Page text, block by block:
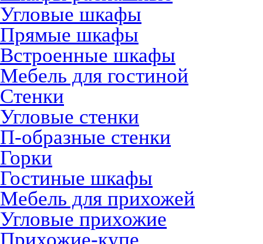
Угловые шкафы
Прямые шкафы
Встроенные шкафы
Мебель для гостиной
Стенки
Угловые стенки
П-образные стенки
Горки
Гостиные шкафы
Мебель для прихожей
Угловые прихожие